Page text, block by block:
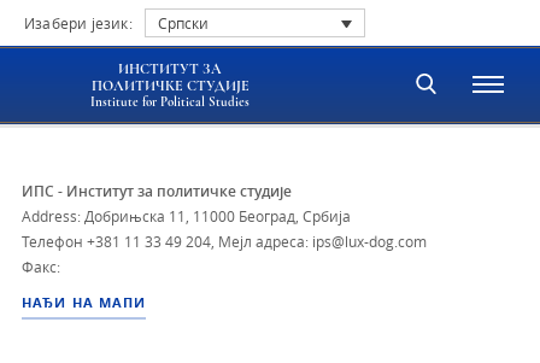
Изабери језик: Српски
ИНСТИТУТ ЗА
ПОЛИТИЧКЕ СТУДИЈЕ
Institute for Political Studies
ИПС - Институт за политичке студије
Address: Добрињска 11, 11000 Београд, Србија
Телефон +381 11 33 49 204 Мејл адреса: ips@lux-dog.com
Факс:
НАЂИ НА МАПИ